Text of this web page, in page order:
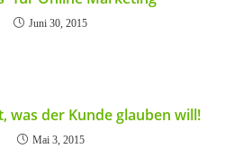
Juni 30, 2015
was der Kunde glauben will!
Mai 3, 2015